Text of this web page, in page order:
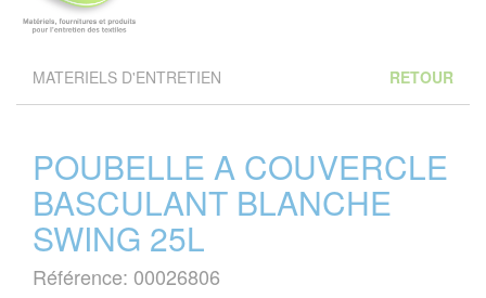
MATERIELS D'ENTRETIEN RETOUR
POUBELLE A COUVERCLE
BASCULANT BLANCHE
SWING 25L
Référence: 00026806